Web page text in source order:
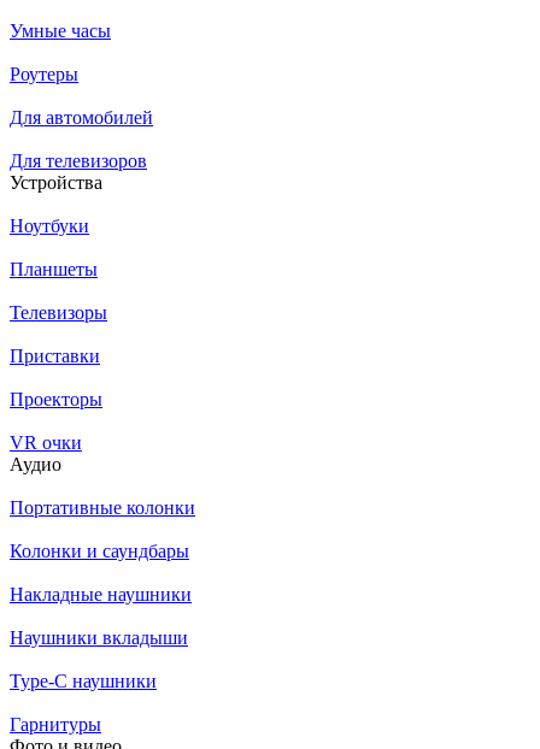
Умные часы
Роутеры
Для автомобилей
Для телевизоров
Устройства
Ноутбуки
Планшеты
Телевизоры
Приставки
Проекторы
VR очки
Аудио
Портативные колонки
Колонки и саундбары
Накладные наушники
Наушники вкладыши
Type-C наушники
Гарнитуры